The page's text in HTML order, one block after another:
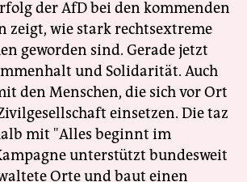
der AfD bei den kommenden
zeigt, wie stark rechtsextreme
geworden sind. Gerade jetzt
und Solidarität. Auch
den Menschen, die sich vor Ort
einsetzen. Die taz
mit "Alles beginnt im
unterstützt bundesweit
Orte und baut einen